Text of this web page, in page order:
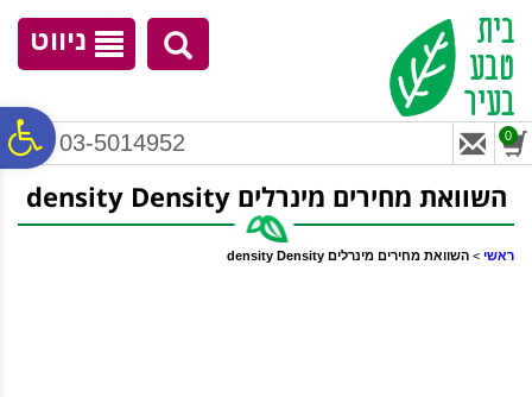
נגישות
ניווט
03-5014952 0
השוואת מחירים מינרלים ‏Density ‏density
ראשי > השוואת מחירים מינרלים ‏Density ‏density